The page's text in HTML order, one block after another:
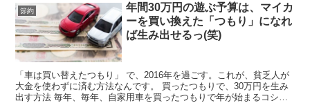
節約
年間30万円の遊ぶ予算は、マイカ
ーを買い換えた「つもり」になれ
ば生み出せるっ(笑)
「車は買い替えたつもり」 で、2016年を過ごす。これが、貧乏人が
大金を使わずに済む方法なんです。 買ったつもりで、30万円を生み
出す方法 毎年、毎年、自家用車を買ったつもりで年が始まるコシタ